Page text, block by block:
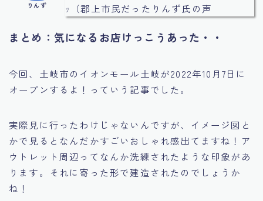
りんず
ｯ（郡上市民だったりんず氏の声
まとめ：気になるお店けっこうあった・・
今回、土岐市のイオンモール土岐が2022年10月7日に
オープンするよ！っていう記事でした。
実際見に行ったわけじゃないんですが、イメージ図と
かで見るとなんだかすごいおしゃれ感出てますね！ア
ウトレット周辺ってなんか洗練されたような印象があ
ります。それに寄った形で建造されたのでしょうか
ね！